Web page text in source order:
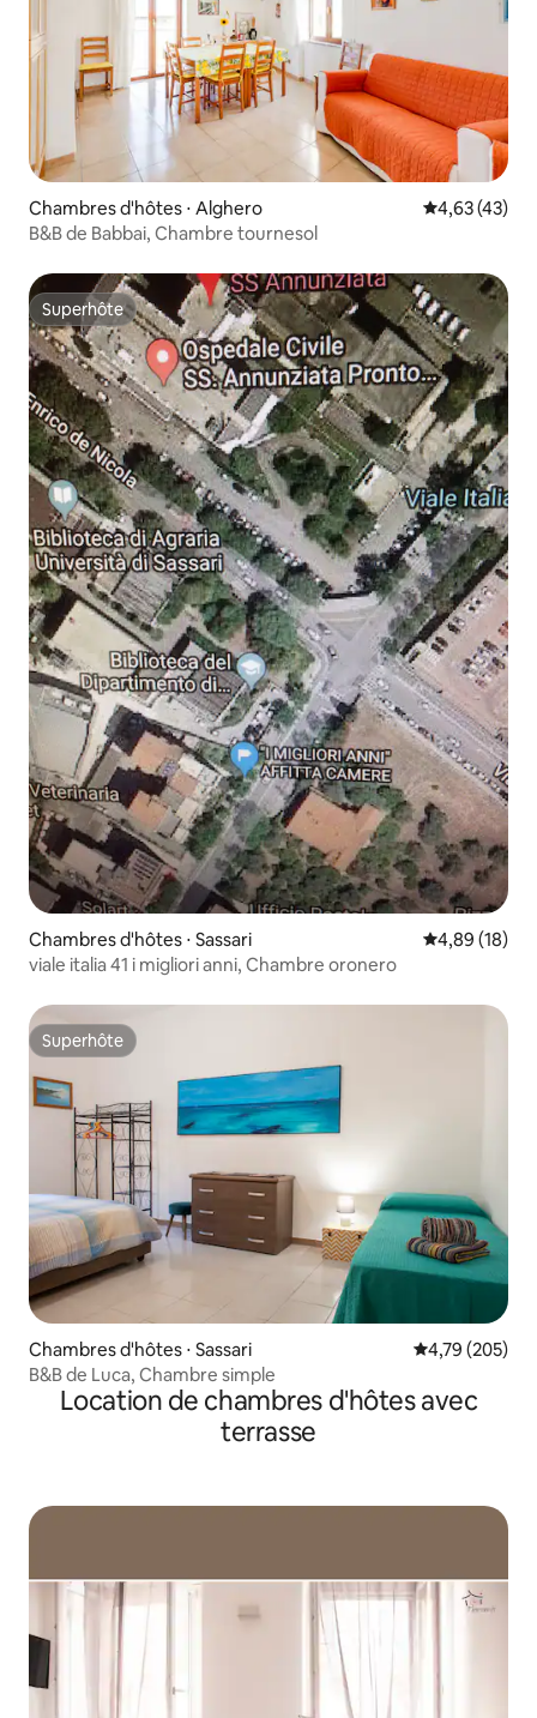
Chambres d'hôtes ⋅ Alghero Évaluation
4,63 (43)
B&B de Babbai, Chambre tournesol
Superhôte
Superhôte
Chambres d'hôtes ⋅ Sassari Évaluation
4,89 (18)
viale italia 41 i migliori anni, Chambre oronero
Superhôte
Superhôte
Chambres d'hôtes ⋅ Sassari Évaluation
4,79 (205)
B&B de Luca, Chambre simple
Location de chambres d'hôtes avec
terrasse